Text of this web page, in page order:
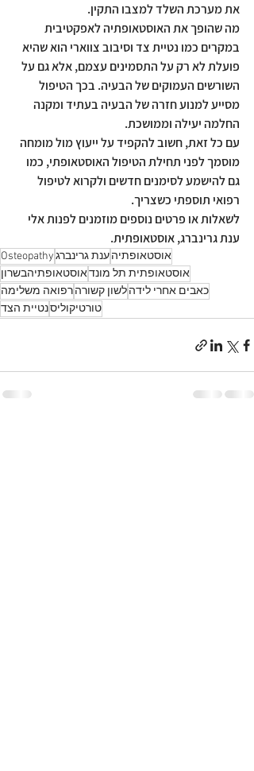
את מערכת השלד למצבו התקין.
מה שהופך את האוסטאופתיה לאפקטיבית
במקרים כמו נטיית צד וסיבוב צווארי הוא שהיא
פועלת לא רק על התסמינים עצמם, אלא גם על
השורשים העמוקים של הבעיה. בכך הטיפול
מסייע למנוע חזרה של הבעיה בעתיד ומקנה
החלמה יעילה וממושכת.
עם כל זאת, חשוב להקפיד על ייעוץ מול מומחה
מוסמך לפני תחילת הטיפול האוסטאופתי, כמו
גם להישמע לסימנים חדשים ולקרוא לטיפול
רפואי תוספתי כשצריך.
לשאלות או פרטים נוספים מוזמנים לפנות אלי
ענת גרינברג, אוסטאופתית.
אוסטאופתיהענת גרינברגOsteopathy
אוסטאופתית תל מונדאוסטאופתיהבשרון
כאבים אחרי לידהלשון קשורהרפואה משלימה
טורטיקוליסנטיית הצד